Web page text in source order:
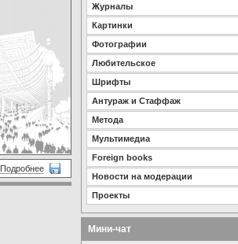
Подробнее
Журналы
Картинки
Фотографии
Любительское
Шрифты
Антураж и Стаффаж
Метода
Мультимедиа
Foreign books
Новости на модерации
Проекты
Мини-чат